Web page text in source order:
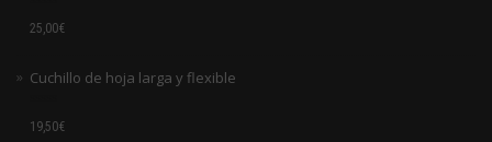
Valorado
en
5
25,00€
Cuchillo de hoja larga y flexible
Valorado
en
19,50€